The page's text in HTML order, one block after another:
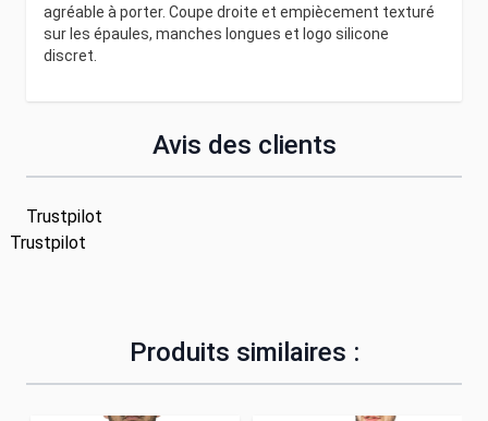
agréable à porter. Coupe droite et empiècement texturé
sur les épaules, manches longues et logo silicone
discret.
Avis des clients
Trustpilot
Trustpilot
Produits similaires :